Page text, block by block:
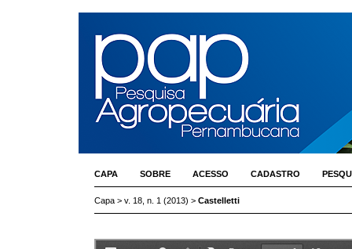
CAPA SOBRE ACESSO CADASTRO
Capa > v. 18, n. 1 (2013) > Castelletti